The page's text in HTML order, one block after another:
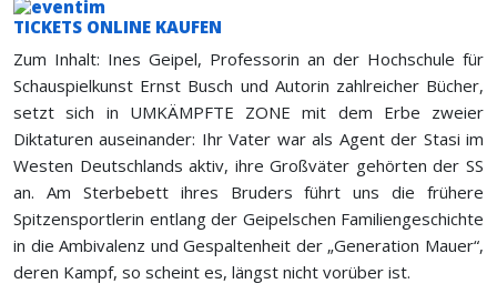
TICKETS ONLINE KAUFEN
Zum Inhalt: Ines Geipel, Professorin an der Hochschule für
Schauspiel­kunst Ernst Busch und Autorin zahlreicher Bücher,
setzt sich in UMKÄMPFTE ZONE mit dem Erbe zweier
Diktaturen auseinander: Ihr Vater war als Agent der Stasi im
Westen Deutschlands aktiv, ihre Großväter gehörten der SS
an. Am Sterbebett ihres Bruders führt uns die frühere
Spitzen­sportlerin entlang der Geipelschen Familiengeschichte
in die Ambivalenz und Gespaltenheit der „Generation Mauer“,
deren Kampf, so scheint es, längst nicht vorüber ist.